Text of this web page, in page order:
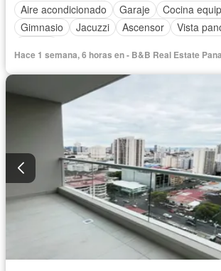
Aire acondicionado
Garaje Cocina
Gimnasio
Jacuzzi Ascensor Vista
Hace 1 semana, 6 horas en - B&B Real Estate